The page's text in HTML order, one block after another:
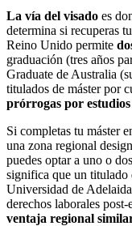
La vía del visado es
determina si recuperas
Reino Unido permite
graduación (tres años
Graduate de Australia
titulados de máster por
prórrogas por
Si completas tu máster
una zona regional
puedes optar a uno o
significa que un titulado
Universidad de
derechos laborales
ventaja regional